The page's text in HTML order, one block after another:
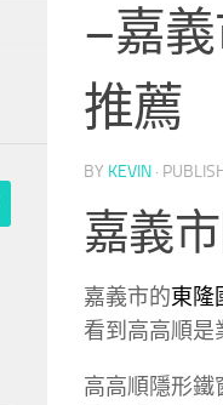
–嘉
推薦
BY KEVIN ·
嘉義
嘉義市的東隆
看到高高順是
高高順隱形鐵